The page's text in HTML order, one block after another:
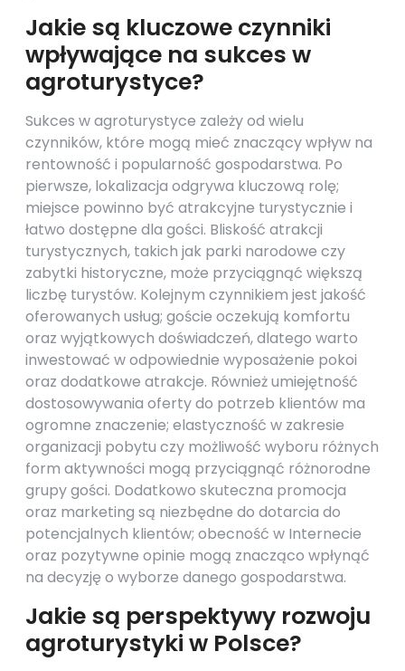
Jakie są kluczowe czynniki
wpływające na sukces w
agroturystyce?
Sukces w agroturystyce zależy od wielu
czynników, które mogą mieć znaczący wpływ na
rentowność i popularność gospodarstwa. Po
pierwsze, lokalizacja odgrywa kluczową rolę;
miejsce powinno być atrakcyjne turystycznie i
łatwo dostępne dla gości. Bliskość atrakcji
turystycznych, takich jak parki narodowe czy
zabytki historyczne, może przyciągnąć większą
liczbę turystów. Kolejnym czynnikiem jest jakość
oferowanych usług; goście oczekują komfortu
oraz wyjątkowych doświadczeń, dlatego warto
inwestować w odpowiednie wyposażenie pokoi
oraz dodatkowe atrakcje. Również umiejętność
dostosowywania oferty do potrzeb klientów ma
ogromne znaczenie; elastyczność w zakresie
organizacji pobytu czy możliwość wyboru różnych
form aktywności mogą przyciągnąć różnorodne
grupy gości. Dodatkowo skuteczna promocja
oraz marketing są niezbędne do dotarcia do
potencjalnych klientów; obecność w Internecie
oraz pozytywne opinie mogą znacząco wpłynąć
na decyzję o wyborze danego gospodarstwa.
Jakie są perspektywy rozwoju
agroturystyki w Polsce?